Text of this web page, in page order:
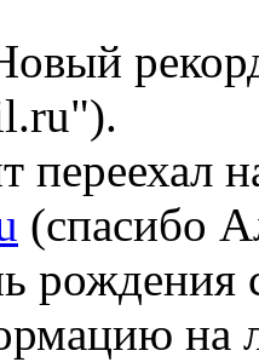
переехал
(спасибо
рождения
на